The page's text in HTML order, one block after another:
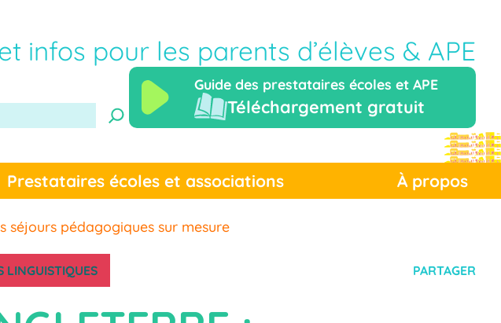
infos pour les parents d’élèves & APE
Guide des prestataires écoles et APE
Téléchargement gratuit
Prestataires écoles et associations À propos
séjours pédagogiques sur mesure
LINGUISTIQUES PARTAGER